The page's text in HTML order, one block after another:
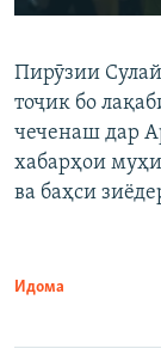
Auto
Пирӯзии
тоҷик бо
чеченаш дар
хабарҳои
ва баҳси
Идома